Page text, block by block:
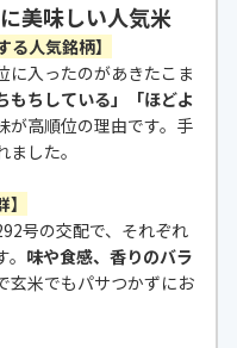
美味しい人気米
る人気銘柄】
に入ったのがあきたこま
もちしている」「ほどよ
が高順位の理由です。手
した。
号の交配で、それぞれ
味や食感、香りのバラ
玄米でもパサつかずにお